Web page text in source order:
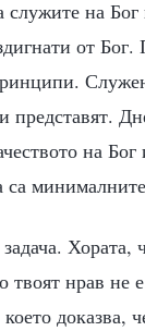
служите на
от
представят.
на
са
нрав не
доказва,